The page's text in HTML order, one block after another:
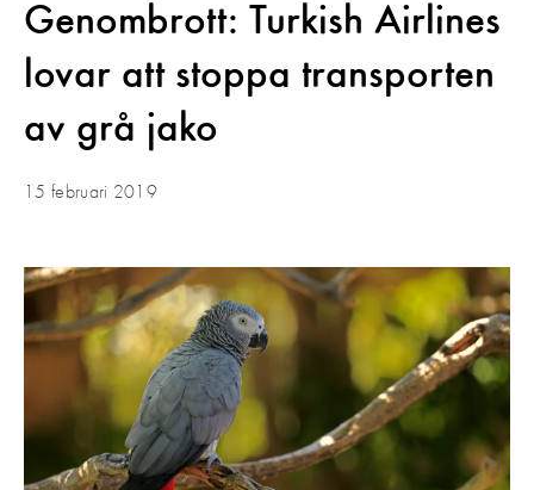
Genombrott: Turkish Airlines
lovar att stoppa transporten
av grå jako
15 februari 2019